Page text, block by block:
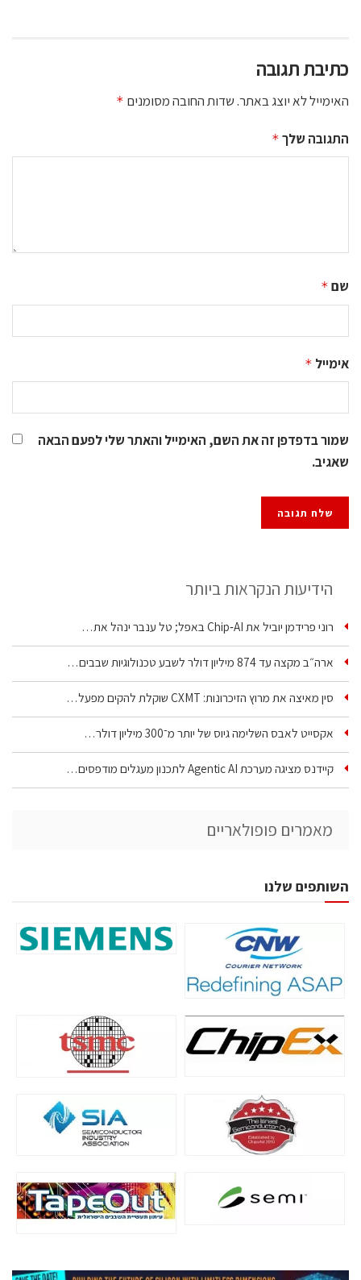
כתיבת תגובה
האימייל לא יוצג באתר.שדות החובה מסומנים *
התגובה שלך *
שם *
אימייל *
שמור בדפדפן זה את השם, האימייל והאתר שלי לפעם הבאה
שאגיב.
הידיעות הנקראות ביותר
רוני פרידמן יוביל את Chip‑AI באפל; טל ענבר ינהל את…
ארה״ב מקצה עד 874 מיליון דולר לשבע טכנולוגיות שבבים…
סין מאיצה את מרוץ הזיכרונות: CXMT שוקלת להקים מפעל…
אקסייט לאבס השלימה גיוס של יותר מ־300 מיליון דולר…
קיידנס מציגה מערכת Agentic AI לתכנון מעגלים מודפסים…
מאמרים פופולאריים
השותפים שלנו